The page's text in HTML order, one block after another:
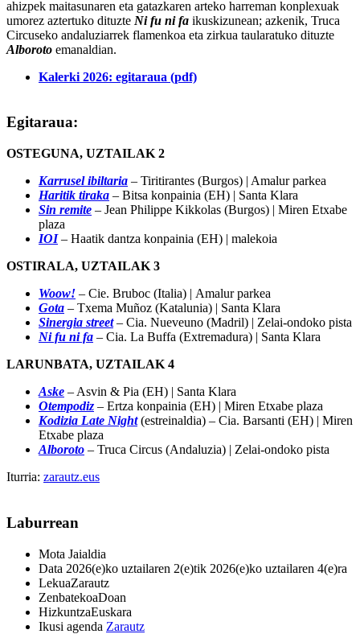
ahizpek maitasunaren eta gatazkaren arteko harreman konplexuak
umorez aztertuko dituzte Ni fu ni fa ikuskizunean; azkenik, Truca
Circuseko andaluziarrek flamenkoa eta zirkua taularatuko dituzte
Alboroto emanaldian.
Kalerki 2026: egitaraua (pdf)
Egitaraua:
OSTEGUNA, UZTAILAK 2
Karrusel ibiltaria – Tiritirantes (Burgos) | Amalur parkea
Haritik tiraka – Bitsa konpainia (EH) | Santa Klara
Sin remite – Jean Philippe Kikkolas (Burgos) | Miren Etxabe
plaza
IOI – Haatik dantza konpainia (EH) | malekoia
OSTIRALA, UZTAILAK 3
Woow! – Cie. Bruboc (Italia) | Amalur parkea
Gota – Txema Muñoz (Katalunia) | Santa Klara
Sinergia street – Cia. Nueveuno (Madril) | Zelai-ondoko pista
Ni fu ni fa – Cia. La Buffa (Extremadura) | Santa Klara
LARUNBATA, UZTAILAK 4
Aske – Asvin & Pia (EH) | Santa Klara
Otempodiz – Ertza konpainia (EH) | Miren Etxabe plaza
Kodizia Late Night(estreinaldia) – Cia. Barsanti (EH) | Miren
Etxabe plaza
Alboroto – Truca Circus (Andaluzia) | Zelai-ondoko pista
Iturria: zarautz.eus
Laburrean
Mota Jaialdia
Data 2026(e)ko uztailaren 2(e)tik 2026(e)ko uztailaren 4(e)ra
LekuaZarautz
ZenbatekoaDoan
HizkuntzaEuskara
Ikusi agenda Zarautz